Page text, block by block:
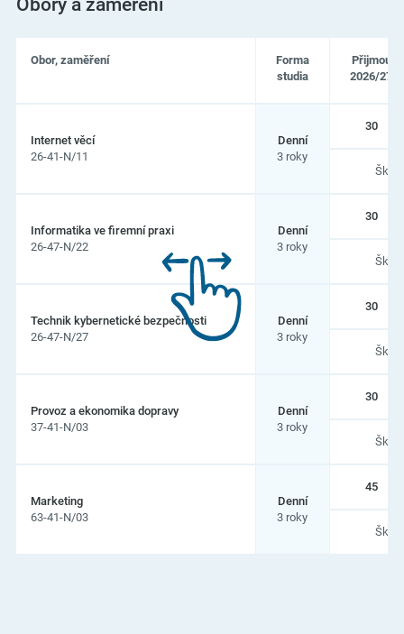
zaměření
škola
Plzeň,
Koterovská
Obor, zaměření
Forma
studia
Přijmou
2026/27
Internet věcí
26-41-N/11
Denní
3 roky
30
Informatika ve firemní praxi
26-47-N/22
Denní
3 roky
30
Technik kybernetické bezpečnosti
26-47-N/27
Denní
3 roky
30
Provoz a ekonomika dopravy
37-41-N/03
Denní
3 roky
30
Marketing
63-41-N/03
Denní
3 roky
45